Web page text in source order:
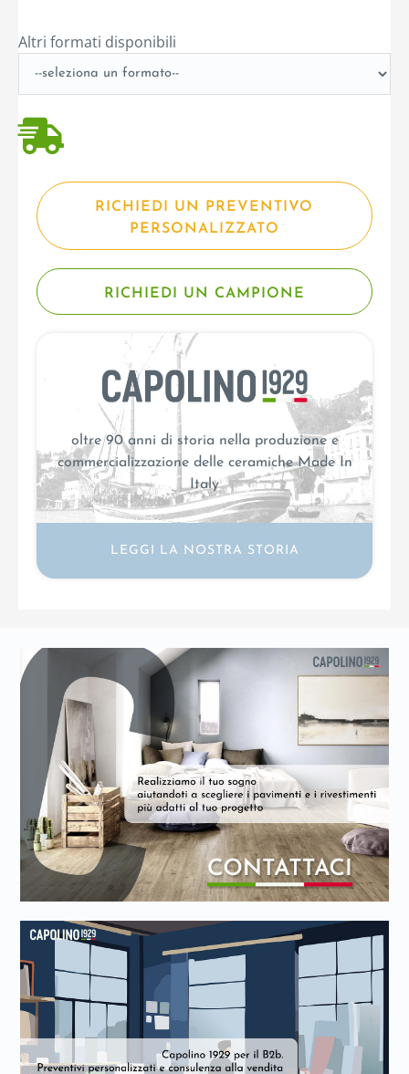
Altri formati disponibili
RICHIEDI UN PREVENTIVO
PERSONALIZZATO
RICHIEDI UN CAMPIONE
oltre 90 anni di storia nella produzione e
commercializzazione delle ceramiche Made In
Italy
LEGGI LA NOSTRA STORIA